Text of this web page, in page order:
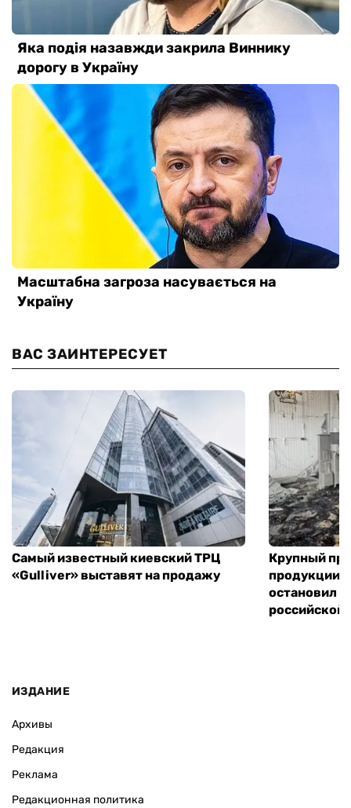
ВАС ЗАИНТЕРЕСУЕТ
Самый известный киевский ТРЦ
«Gulliver» выставят на продажу
Крупный
продукции
остановил
российской
ИЗДАНИЕ
Архивы
Редакция
Реклама
Редакционная политика